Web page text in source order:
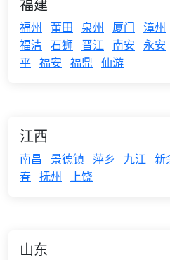
福建
福州 莆田 泉州 厦门 漳州
福清 石狮 晋江 南安 永安
平 福安 福鼎 仙游
江西
南昌 景德镇 萍乡 九江 新
春 抚州 上饶
山东